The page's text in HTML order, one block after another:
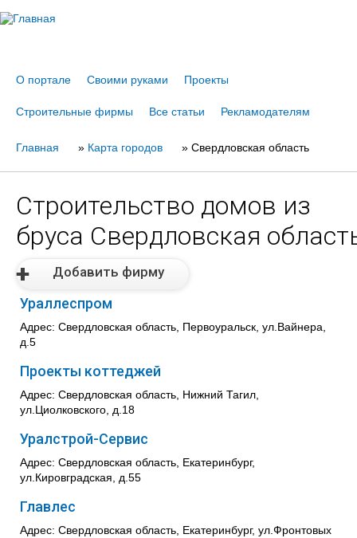
О портале Своими руками Проекты
Строительные фирмы Все статьи Рекламодателям
Вы
здесь
Главная » Карта городов » Свердловская область
Строительство домов из
бруса Свердловская
Добавить фирму
Ураллеспром
Адрес: Свердловская область, Первоуральск, ул.Вайнера,
д.5
Проекты коттеджей
Адрес: Свердловская область, Нижний Тагил,
ул.Циолковского, д.18
Уралстрой-Сервис
Адрес: Свердловская область, Екатеринбург,
ул.Кировградская, д.55
Главлес
Адрес: Свердловская область, Екатеринбург, ул.Фронтовых